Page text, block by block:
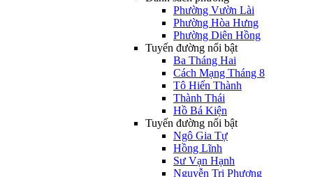
Phường Vườn Lài
Phường Hòa Hưng
Phường Diên Hồng
Tuyến đường nổi bật
Ba Tháng Hai
Cách Mạng Tháng 8
Tô Hiến Thành
Thành Thái
Hồ Bá Kiện
Tuyến đường nổi bật
Ngô Gia Tự
Hồng Lĩnh
Sư Vạn Hạnh
Nguyễn Tri Phương